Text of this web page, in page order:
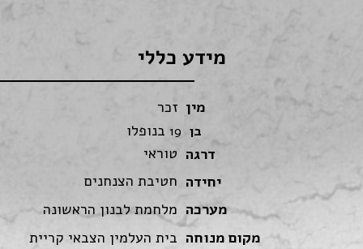
מידע כללי
מין זכר
בן 19 בנופלו
דרגה
טוראי
יחידה
חטיבת הצנחנים
מערכה
מלחמת לבנון הראשונה
מקום מנוחה
בית העלמין הצבאי קריית